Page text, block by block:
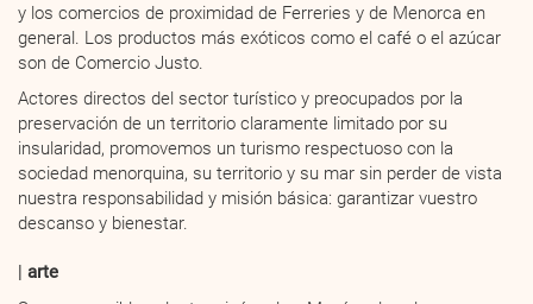
y los comercios de proximidad de Ferreries y de Menorca en
general. Los productos más exóticos como el café o el azúcar
son de Comercio Justo.
Actores directos del sector turístico y preocupados por la
preservación de un territorio claramente limitado por su
insularidad, promovemos un turismo respectuoso con la
sociedad menorquina, su territorio y su mar sin perder de vista
nuestra responsabilidad y misión básica: garantizar vuestro
descanso y bienestar.
arte